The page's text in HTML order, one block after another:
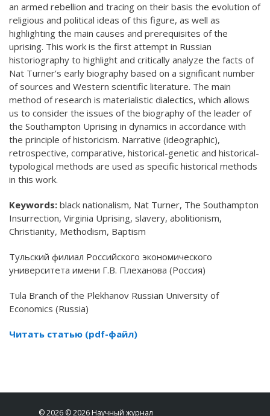
an armed rebellion and tracing on their basis the evolution of
religious and political ideas of this figure, as well as
highlighting the main causes and prerequisites of the
uprising. This work is the first attempt in Russian
historiography to highlight and critically analyze the facts of
Nat Turner’s early biography based on a significant number
of sources and Western scientific literature. The main
method of research is materialistic dialectics, which allows
us to consider the issues of the biography of the leader of
the Southampton Uprising in dynamics in accordance with
the principle of historicism. Narrative (ideographic),
retrospective, comparative, historical-genetic and historical-
typological methods are used as specific historical methods
in this work.
Keywords: black nationalism, Nat Turner, The Southampton
Insurrection, Virginia Uprising, slavery, abolitionism,
Christianity, Methodism, Baptism
Тульский филиал Российского экономического
университета имени Г.В. Плеханова (Россия)
Tula Branch of the Plekhanov Russian University of
Economics (Russia)
Читать статью (pdf-файл)
© 2026 © 2026 Научный журнал